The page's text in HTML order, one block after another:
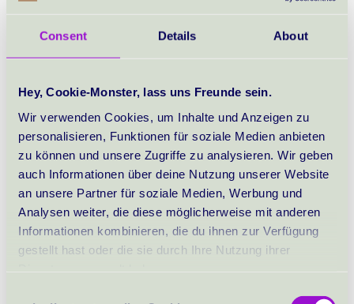
Consent Details About
Hey, Cookie-Monster, lass uns Freunde sein.
Wir verwenden Cookies, um Inhalte und Anzeigen zu
personalisieren, Funktionen für soziale Medien anbieten
zu können und unsere Zugriffe zu analysieren. Wir geben
auch Informationen über deine Nutzung unserer Website
an unsere Partner für soziale Medien, Werbung und
Analysen weiter, die diese möglicherweise mit anderen
Informationen kombinieren, die du ihnen zur Verfügung
gestellt hast oder die sie durch Ihre Nutzung ihrer
der Lieferung beginne.
Folgende Zahlungsarten stehen zur Verfügung:
- Stripe (Kreditkarte)
- Twint (nur nach Absprache)
- Barzahlung (bei Abholung oder nach Absprache)
Zahlungen sind im Voraus fällig. Erst nach
Zahlungseingang wird Dein Produkt verschickt bzw.
freigeschaltet.
6. Versand & Lieferung (physische Produkte)
Aktuell erfolgt der Versand nur innerhalb der Schweiz.